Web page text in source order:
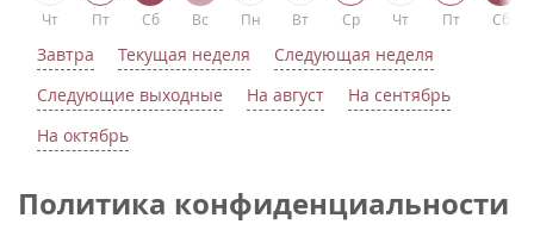
Чт Пт Сб Вс Пн Вт Ср Чт Пт Сб
Завтра Текущая неделя
Следующая неделя
Следующие выходные
На август
На сентябрь
На октябрь
Политика конфиденциальности